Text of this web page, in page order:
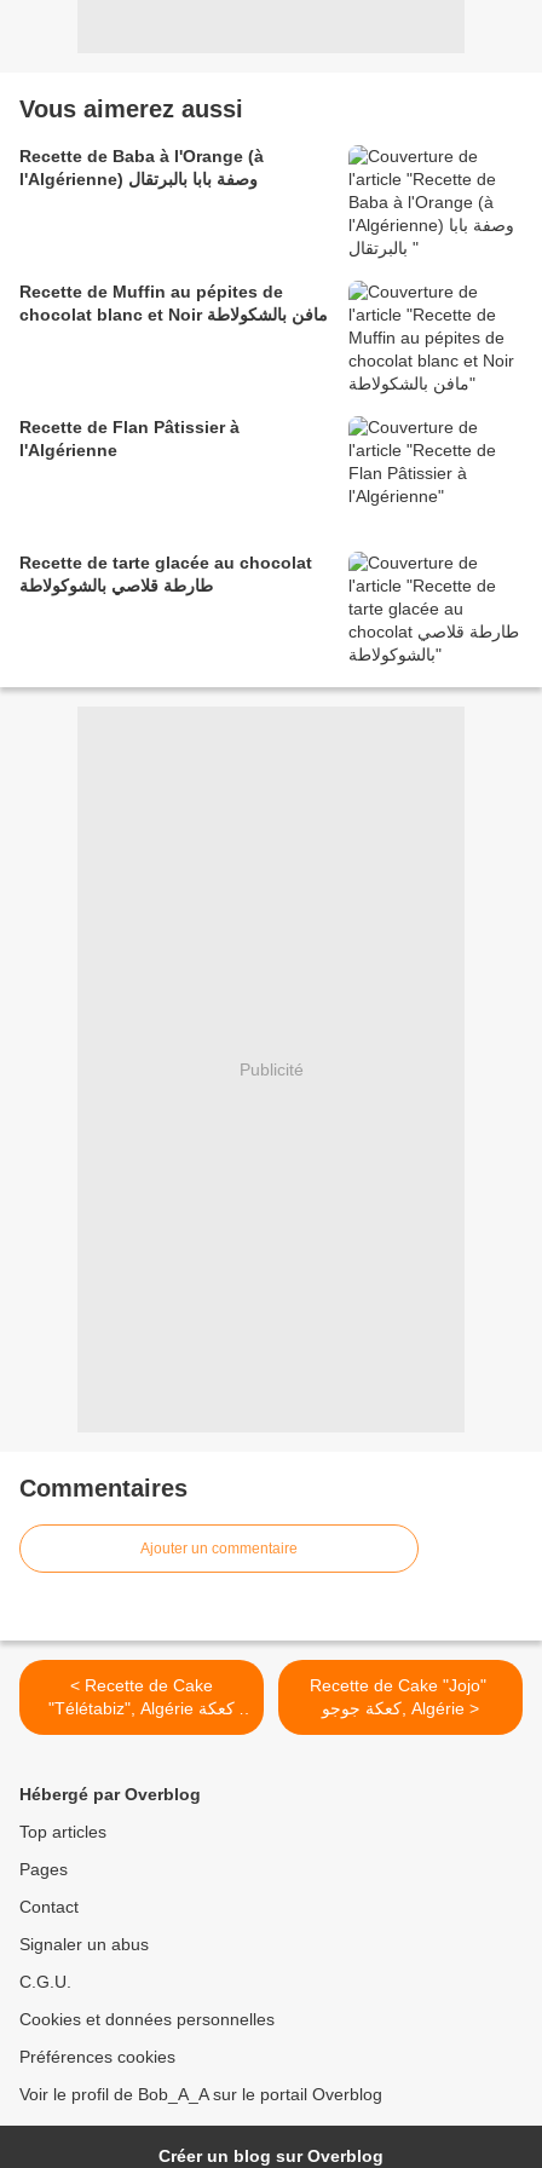
Vous aimerez aussi
Recette de Baba à l'Orange (à
l'Algérienne) وصفة بابا بالبرتقال
Recette de Muffin au pépites de
chocolat blanc et Noir مافن بالشكولاطة
Recette de Flan Pâtissier à
l'Algérienne
Recette de tarte glacée au chocolat
طارطة قلاصي بالشوكولاطة
Publicité
Commentaires
Ajouter un commentaire
< Recette de Cake
"Télétabiz", Algérie كعكة
تيليتبيز
Recette de Cake "Jojo" ​​​​​​​
كعكة جوجو, Algérie >
Hébergé par Overblog
Top articles
Pages
Contact
Signaler un abus
C.G.U.
Cookies et données personnelles
Préférences cookies
Voir le profil de Bob_A_A sur le portail Overblog
Créer un blog sur Overblog